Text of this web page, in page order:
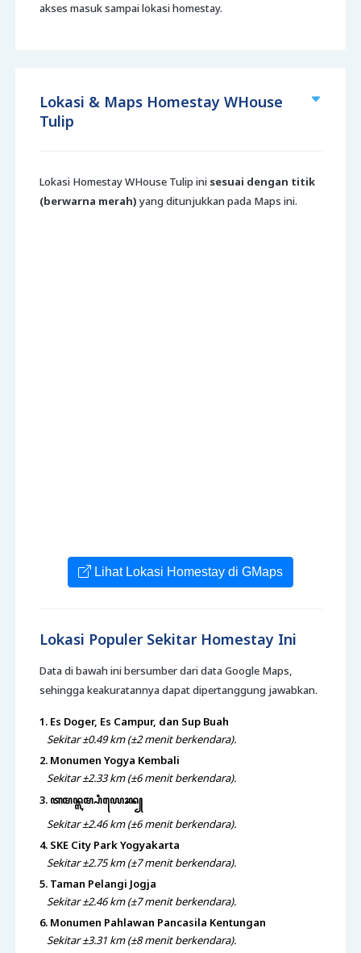
akses masuk sampai lokasi homestay.
Lokasi & Maps Homestay WHouse
Tulip
Lokasi Homestay WHouse Tulip ini sesuai dengan titik
(berwarna merah) yang ditunjukkan pada Maps ini.
Lihat Lokasi Homestay di GMaps
Lokasi Populer Sekitar Homestay Ini
Data di bawah ini bersumber dari data Google Maps,
sehingga keakuratannya dapat dipertanggung jawabkan.
1. Es Doger, Es Campur, dan Sup Buah
Sekitar ±0.49 km (±2 menit berkendara).
2. Monumen Yogya Kembali
Sekitar ±2.33 km (±6 menit berkendara).
3. ꦠꦩꦤ꧀ꦭꦩ꧀ꦥꦶꦪꦺꦴꦤ꧀
Sekitar ±2.46 km (±6 menit berkendara).
4. SKE City Park Yogyakarta
Sekitar ±2.75 km (±7 menit berkendara).
5. Taman Pelangi Jogja
Sekitar ±2.46 km (±7 menit berkendara).
6. Monumen Pahlawan Pancasila Kentungan
Sekitar ±3.31 km (±8 menit berkendara).